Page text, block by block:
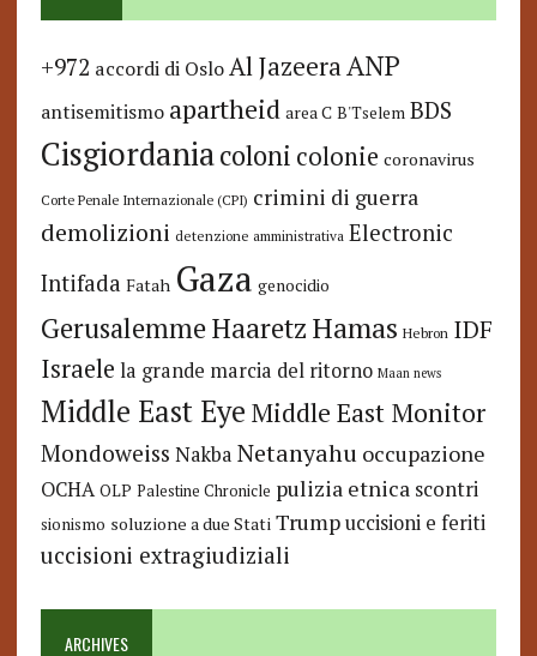
+972 accordi di Oslo Al JazeeraANP
antisemitismo apartheid area C B'Tselem BDS
Cisgiordaniacoloni colonie coronavirus
Corte Penale Internazionale (CPI) crimini di guerra
demolizioni detenzione amministrativa Electronic
Intifada Fatah Gaza genocidio
GerusalemmeHaaretzHamas Hebron IDF
Israele la grande marcia del ritorno Maan news
Middle East Eye Middle East Monitor
Mondoweiss Nakba Netanyahu occupazione
OCHA OLP Palestine Chronicle pulizia etnica scontri
sionismo soluzione a due Stati Trump uccisioni e feriti
uccisioni extragiudiziali
ARCHIVES